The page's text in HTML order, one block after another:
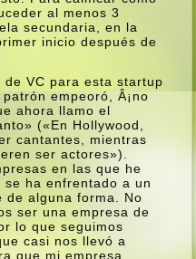
al menos 3
secundaria, en la
inicio después de
de VC para esta startup
empeoró, Â¡no
ahora llamo el
(«En Hollywood,
cantantes, mientras
ser actores»).
en las que he
ha enfrentado a un
de alguna forma. No
ser una empresa de
lo que seguimos
casi nos llevó a
que mi empresa